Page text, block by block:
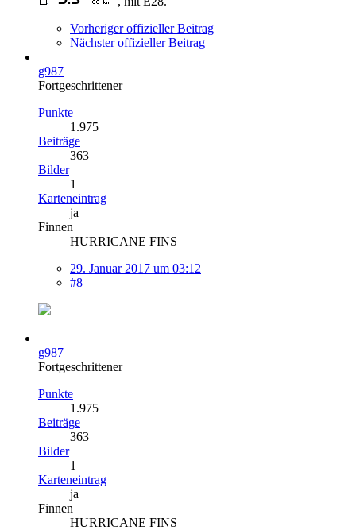
Vorheriger offizieller Beitrag
Nächster offizieller Beitrag
g987
Fortgeschrittener
Punkte
1.975
Beiträge
363
Bilder
1
Karteneintrag
ja
Finnen
HURRICANE FINS
29. Januar 2017 um 03:12
#8
g987
Fortgeschrittener
Punkte
1.975
Beiträge
363
Bilder
1
Karteneintrag
ja
Finnen
HURRICANE FINS